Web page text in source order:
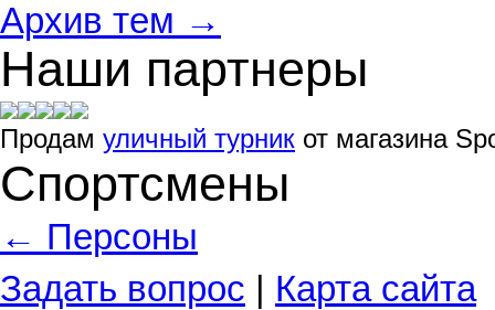
Архив тем →
Наши партнеры
Продам уличный турник от магазина
Спортсмены
← Персоны
Задать вопрос
Карта сайта